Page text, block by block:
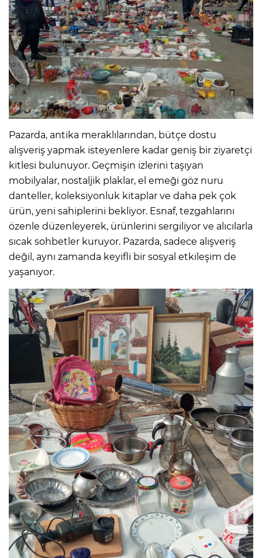
Pazarda, antika meraklılarından, bütçe dostu
alışveriş yapmak isteyenlere kadar geniş bir ziyaretçi
kitlesi bulunuyor. Geçmişin izlerini taşıyan
mobilyalar, nostaljik plaklar, el emeği göz nuru
danteller, koleksiyonluk kitaplar ve daha pek çok
ürün, yeni sahiplerini bekliyor. Esnaf, tezgahlarını
özenle düzenleyerek, ürünlerini sergiliyor ve alıcılarla
sıcak sohbetler kuruyor. Pazarda, sadece alışveriş
değil, aynı zamanda keyifli bir sosyal etkileşim de
yaşanıyor.